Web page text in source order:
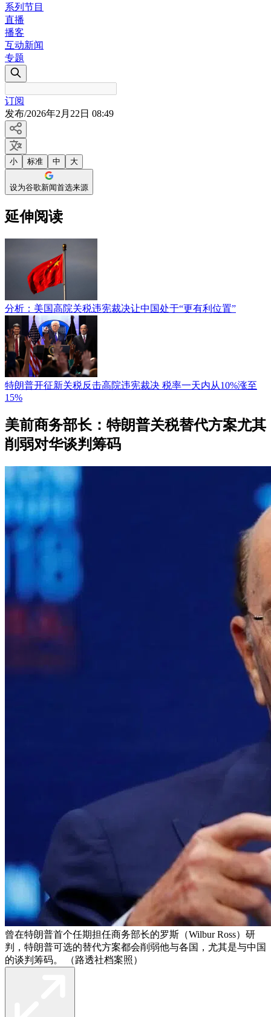
系列节目
直播
播客
互动新闻
专题
订阅
发布/2026年2月22日 08:49
小 标准 中 大
设为谷歌新闻首选来源
延伸阅读
分析：美国高院关税违宪裁决让中国处于“更有利位置”
特朗普开征新关税反击高院违宪裁决 税率一天内从10%涨至
15%
美前商务部长：特朗普关税替代方案尤其
削弱对华谈判筹码
曾在特朗普首个任期担任商务部长的罗斯（Wilbur Ross）研
判，特朗普可选的替代方案都会削弱他与各国，尤其是与中国
的谈判筹码。 （路透社档案照）